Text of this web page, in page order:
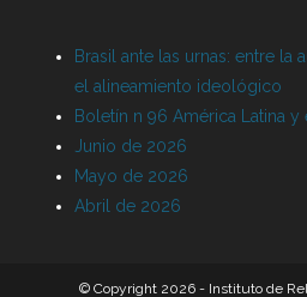
Brasil ante las urnas: entre la
el alineamiento ideológico
Boletín n 96 América Latina y
Junio de 2026
Mayo de 2026
Abril de 2026
© Copyright 2026 - Instituto de